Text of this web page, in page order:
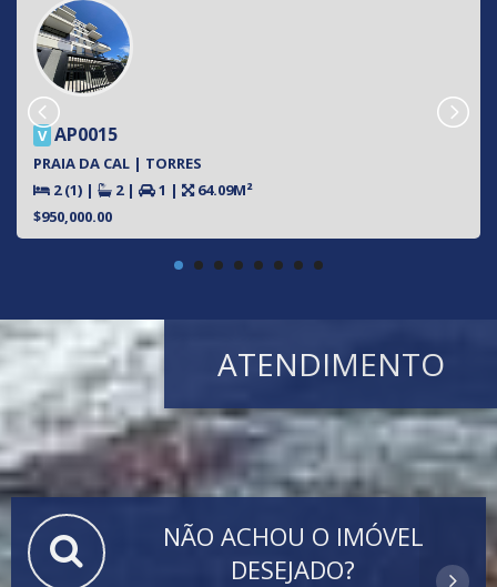
V AP0015
PRAIA DA CAL | TORRES
2 (1) | 2 | 1 |
64.09M²
$950,000.00
ATENDIMENTO
NÃO ACHOU O IMÓVEL
DESEJADO?